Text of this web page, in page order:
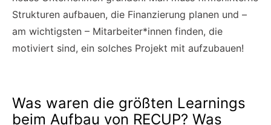
Strukturen aufbauen, die Finanzierung planen und –
am wichtigsten – Mitarbeiter*innen finden, die
motiviert sind, ein solches Projekt mit aufzubauen!
Was waren die größten Learnings
beim Aufbau von RECUP? Was